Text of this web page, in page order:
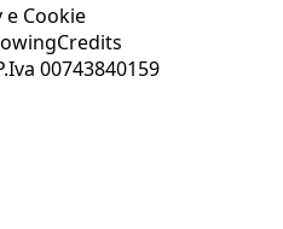
e Cookie
Credits
00743840159